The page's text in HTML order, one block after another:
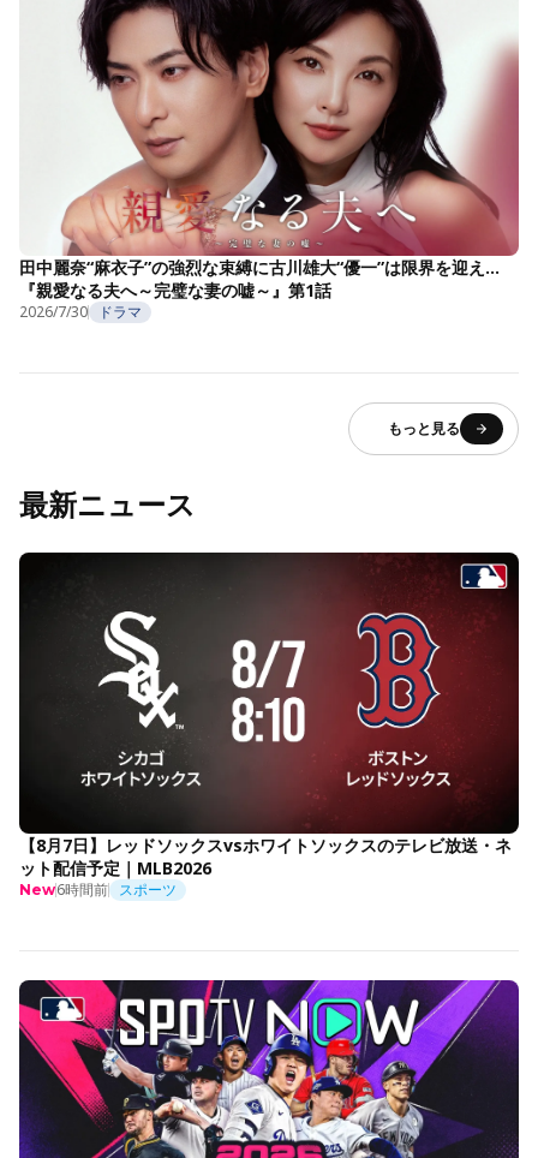
田中麗奈“麻衣子”の強烈な束縛に古川雄大“優一”は限界を迎え…
『親愛なる夫へ～完璧な妻の嘘～』第1話
2026/7/30 ドラマ
もっと見る
最新ニュース
【8月7日】レッドソックスvsホワイトソックスのテレビ放送・ネ
ット配信予定｜MLB2026
New6時間前 スポーツ